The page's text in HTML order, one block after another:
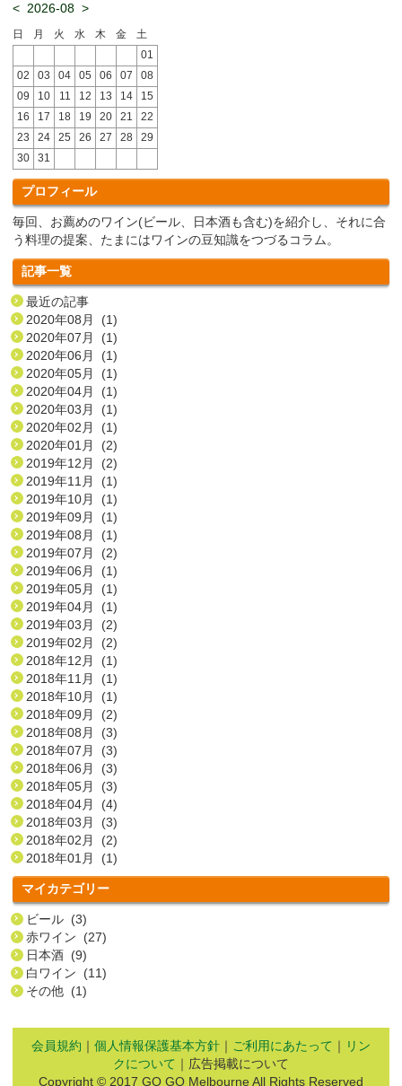
< 2026-08 >
日 月 火 水 木 金
土
01
02
03 04 05 06 07
08
09
10 11 12 13 14
15
16
17 18 19 20 21
22
23
24 25 26 27 28
29
30
31
プロフィール
毎回、お薦めのワイン(ビール、日本酒も含む)を紹介し、それに合
う料理の提案、たまにはワインの豆知識をつづるコラム。
記事一覧
最近の記事
2020年08月 (1)
2020年07月 (1)
2020年06月 (1)
2020年05月 (1)
2020年04月 (1)
2020年03月 (1)
2020年02月 (1)
2020年01月 (2)
2019年12月 (2)
2019年11月 (1)
2019年10月 (1)
2019年09月 (1)
2019年08月 (1)
2019年07月 (2)
2019年06月 (1)
2019年05月 (1)
2019年04月 (1)
2019年03月 (2)
2019年02月 (2)
2018年12月 (1)
2018年11月 (1)
2018年10月 (1)
2018年09月 (2)
2018年08月 (3)
2018年07月 (3)
2018年06月 (3)
2018年05月 (3)
2018年04月 (4)
2018年03月 (3)
2018年02月 (2)
2018年01月 (1)
マイカテゴリー
ビール (3)
赤ワイン (27)
日本酒 (9)
白ワイン (11)
その他 (1)
会員規約 ｜ 個人情報保護基本方針 ｜ ご利用にあたって ｜ リン
クについて ｜広告掲載について
Copyright © 2017 GO GO Melbourne All Rights Reserved